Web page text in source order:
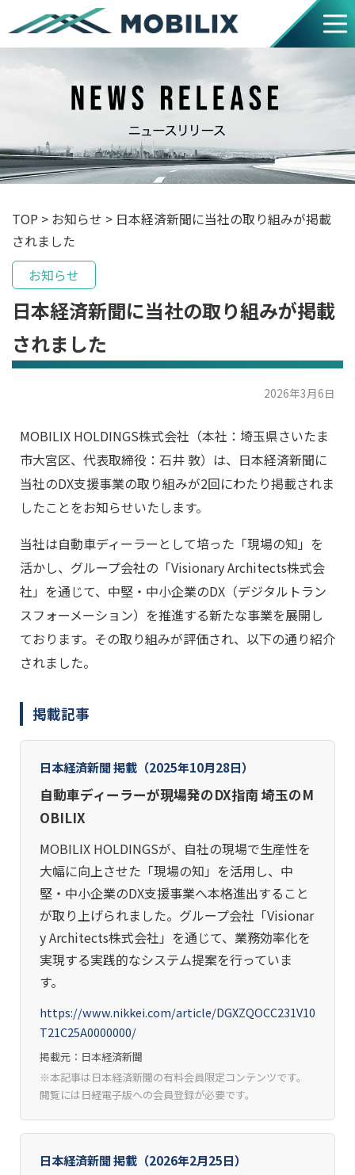
TOP > お知らせ > 日本経済新聞に当社の取り組みが掲載
されました
お知らせ
日本経済新聞に当社の取り組みが掲載
されました
2026年3月6日
MOBILIX HOLDINGS株式会社（本社：埼玉県さいたま
市大宮区、代表取締役：石井 敦）は、日本経済新聞に
当社のDX支援事業の取り組みが2回にわたり掲載されま
したことをお知らせいたします。
当社は自動車ディーラーとして培った「現場の知」を
活かし、グループ会社の「Visionary Architects株式会
社」を通じて、中堅・中小企業のDX（デジタルトラン
スフォーメーション）を推進する新たな事業を展開し
ております。その取り組みが評価され、以下の通り紹介
されました。
掲載記事
日本経済新聞 掲載（2025年10月28日）
自動車ディーラーが現場発のDX指南 埼玉のM
OBILIX
MOBILIX HOLDINGSが、自社の現場で生産性を
大幅に向上させた「現場の知」を活用し、中
堅・中小企業のDX支援事業へ本格進出すること
が取り上げられました。グループ会社「Visionar
y Architects株式会社」を通じて、業務効率化を
実現する実践的なシステム提案を行っていま
す。
https://www.nikkei.com/article/DGXZQOCC231V10
T21C25A0000000/
掲載元：日本経済新聞
※本記事は日本経済新聞の有料会員限定コンテンツです。
閲覧には日経電子版への会員登録が必要です。
日本経済新聞 掲載（2026年2月25日）